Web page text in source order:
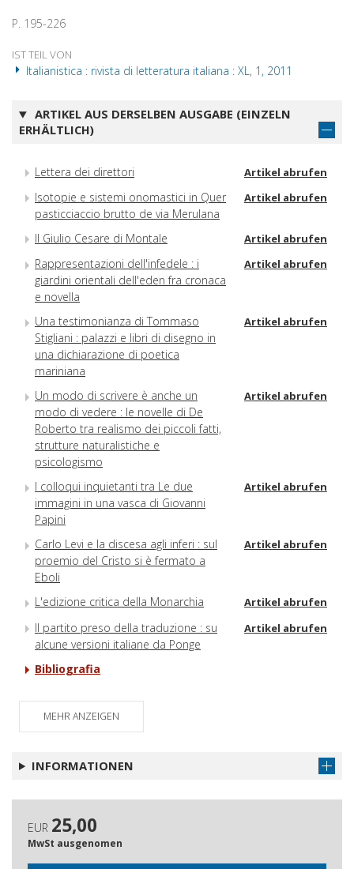
P. 195-226
IST TEIL VON
Italianistica : rivista di letteratura italiana : XL, 1, 2011
ARTIKEL AUS DERSELBEN AUSGABE (EINZELN
ERHÄLTLICH)
Lettera dei direttori Artikel abrufen
Isotopie e sistemi onomastici in Quer
pasticciaccio brutto de via Merulana
Artikel abrufen
Il Giulio Cesare di Montale Artikel abrufen
Rappresentazioni dell'infedele : i
giardini orientali dell'eden fra cronaca
e novella
Artikel abrufen
Una testimonianza di Tommaso
Stigliani : palazzi e libri di disegno in
una dichiarazione di poetica
mariniana
Artikel abrufen
Un modo di scrivere è anche un
modo di vedere : le novelle di De
Roberto tra realismo dei piccoli fatti,
strutture naturalistiche e
psicologismo
Artikel abrufen
I colloqui inquietanti tra Le due
immagini in una vasca di Giovanni
Papini
Artikel abrufen
Carlo Levi e la discesa agli inferi : sul
proemio del Cristo si è fermato a
Eboli
Artikel abrufen
L'edizione critica della Monarchia Artikel abrufen
Il partito preso della traduzione : su
alcune versioni italiane da Ponge
Artikel abrufen
Bibliografia
Libri ricevuti
MEHR ANZEIGEN
INFORMATIONEN
EUR 25,00
MwSt ausgenomen